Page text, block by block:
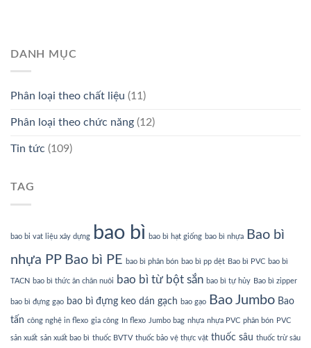
DANH MỤC
Phân loại theo chất liệu (11)
Phân loại theo chức năng (12)
Tin tức (109)
TAG
bao bi vat liệu xây dựng bao bì bao bì hạt giống bao bì nhựa
Bao bì
nhựa PP Bao bì PE bao bì phân bón bao bì pp dệt Bao bì PVC bao bì
TACN bao bì thức ăn chăn nuôi bao bì từ bột sắn bao bì tự hủy Bao bì zipper
bao bì đựng gạo bao bì đựng keo dán gạch bao gạo Bao Jumbo Bao
tấn công nghệ in flexo gia công In flexo Jumbo bag nhựa nhựa PVC phân bón PVC
sản xuất sản xuất bao bì thuốc BVTV thuốc bảo vệ thực vật thuốc sâu thuốc trừ sâu